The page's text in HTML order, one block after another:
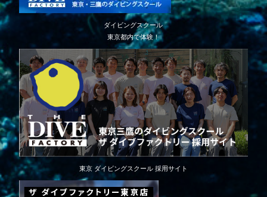
ダイビングスクール
東京都内で体験！
東京 ダイビングスクール 採用サイト